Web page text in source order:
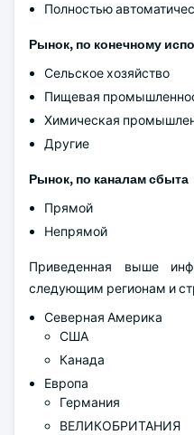
Полностью
Рынок, по конечному
Сельское хозяйство
Пищевая
Химическая
Другие
Рынок, по каналам сбыта
Прямой
Непрямой
Приведенная выше
следующим регионам и
Северная Америка
США
Канада
Европа
Германия
ВЕЛИКОБРИТАНИЯ